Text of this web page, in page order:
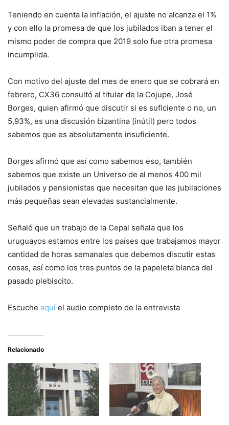
Teniendo en cuenta la inflación, el ajuste no alcanza el 1%
y con ello la promesa de que los jubilados iban a tener el
mismo poder de compra que 2019 solo fue otra promesa
incumplida.
Con motivo del ajuste del mes de enero que se cobrará en
febrero, CX36 consultó al titular de la Cojupe, José
Borges, quien afirmó que discutir si es suficiente o no, un
5,93%, es una discusión bizantina (inútil) pero todos
sabemos que es absolutamente insuficiente.
Borges afirmó que así como sabemos eso, también
sabemos que existe un Universo de al menos 400 mil
jubilados y pensionistas que necesitan que las jubilaciones
más pequeñas sean elevadas sustancialmente.
Señaló que un trabajo de la Cepal señala que los
uruguayos estamos entre los países que trabajamos mayor
cantidad de horas semanales que debemos discutir estas
cosas, así como los tres puntos de la papeleta blanca del
pasado plebiscito.
Escuche aquí el audio completo de la entrevista
Relacionado